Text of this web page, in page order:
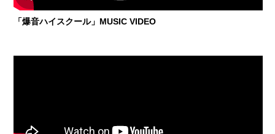
「爆音ハイスクール」MUSIC VIDEO